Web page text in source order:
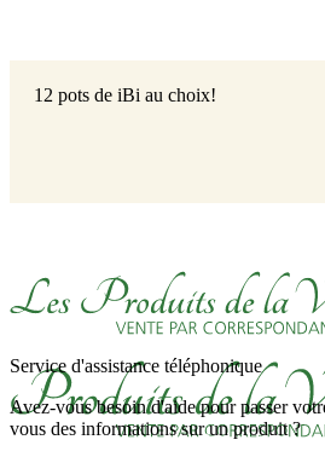
12 pots de iBi au choix!
Service d'assistance téléphonique
Avez-vous besoin d'aide pour passer
vous des informations sur un produit ?